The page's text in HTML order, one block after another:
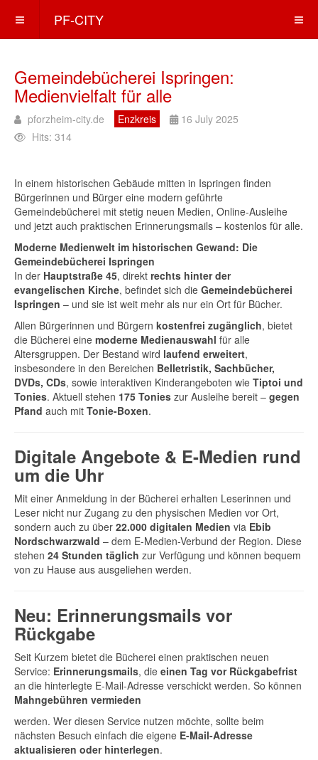
PF-CITY
Gemeindebücherei Ispringen:
Medienvielfalt für alle
pforzheim-city.de Enzkreis
16 July 2025
Hits: 314
In einem historischen Gebäude mitten in Ispringen finden
Bürgerinnen und Bürger eine modern geführte
Gemeindebücherei mit stetig neuen Medien, Online-Ausleihe
und jetzt auch praktischen Erinnerungsmails – kostenlos für alle.
Moderne Medienwelt im historischen Gewand: Die
Gemeindebücherei Ispringen
In der Hauptstraße 45, direkt rechts hinter der
evangelischen Kirche, befindet sich die Gemeindebücherei
Ispringen – und sie ist weit mehr als nur ein Ort für Bücher.
Allen Bürgerinnen und Bürgern kostenfrei zugänglich, bietet
die Bücherei eine moderne Medienauswahl für alle
Altersgruppen. Der Bestand wird laufend erweitert,
insbesondere in den Bereichen Belletristik, Sachbücher,
DVDs, CDs, sowie interaktiven Kinderangeboten wie Tiptoi und
Tonies. Aktuell stehen 175 Tonies zur Ausleihe bereit – gegen
Pfand auch mit Tonie-Boxen.
Digitale Angebote & E-Medien rund
um die Uhr
Mit einer Anmeldung in der Bücherei erhalten Leserinnen und
Leser nicht nur Zugang zu den physischen Medien vor Ort,
sondern auch zu über 22.000 digitalen Medien via Ebib
Nordschwarzwald – dem E-Medien-Verbund der Region. Diese
stehen 24 Stunden täglich zur Verfügung und können bequem
von zu Hause aus ausgeliehen werden.
Neu: Erinnerungsmails vor
Rückgabe
Seit Kurzem bietet die Bücherei einen praktischen neuen
Service: Erinnerungsmails, die einen Tag vor Rückgabefrist
an die hinterlegte E-Mail-Adresse verschickt werden. So können
Mahngebühren vermieden
werden. Wer diesen Service nutzen möchte, sollte beim
nächsten Besuch einfach die eigene E-Mail-Adresse
aktualisieren oder hinterlegen.